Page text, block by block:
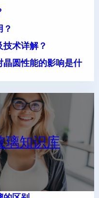
术详解？
圆性能的影响是什
璃知识库